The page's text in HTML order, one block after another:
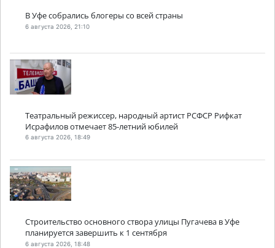
В Уфе собрались блогеры со всей страны
6 августа 2026, 21:10
Театральный режиссер, народный артист РСФСР Рифкат
Исрафилов отмечает 85-летний юбилей
6 августа 2026, 18:49
Строительство основного створа улицы Пугачева в Уфе
планируется завершить к 1 сентября
6 августа 2026, 18:48